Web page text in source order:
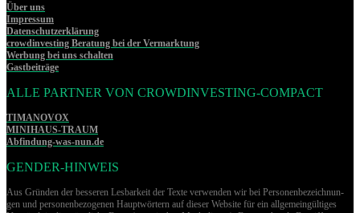
Über uns
Impressum
Datenschutzerklärung
crowdinvesting Beratung bei der Vermarktung
Werbung bei uns schalten
Gastbeiträge
ALLE PARTNER VON CROWDINVESTING-COMPACT
TIMANOVOX
MINIHAUS-TRAUM
Abfindung-was-nun.de
GENDER-HINWEIS
Aus Gründen der besseren Lesbarkeit der Texte verwenden wir bei Per­so­nen­be­zeich­nun­
gen und per­so­nen­be­zo­ge­nen Hauptwörtern auf dieser Website für ein allgemeingültiges